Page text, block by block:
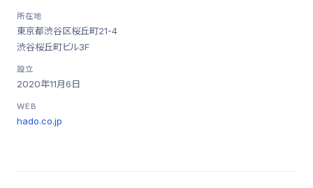
所在地
東京都渋谷区桜丘町21-4
渋谷桜丘町ビル3F
設立
2020年11月6日
WEB
hado.co.jp